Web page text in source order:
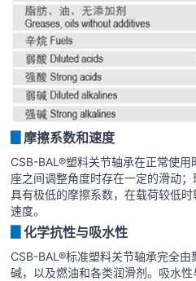
摩擦系数和速度
CSB-BAL®塑料关节轴承在正常使
座之间调整角度时存在一定的滑动
具有极低的摩擦系数，在载荷较低
速度。
化学抗性与吸水性
CSB-BAL®标准塑料关节轴承完全
碱，以及燃油和各类润滑剂。吸水